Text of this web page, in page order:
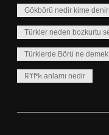
Gökbörü nedir kime denir
Türkler neden bozkurtu
Türklerde Börü ne demek
𐱅𐰇𐰼𐰰 anlamı nedir